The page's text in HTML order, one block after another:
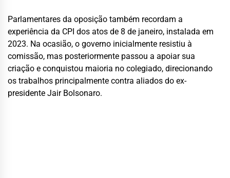
Parlamentares da oposição também recordam a
experiência da CPI dos atos de 8 de janeiro, instalada em
2023. Na ocasião, o governo inicialmente resistiu à
comissão, mas posteriormente passou a apoiar sua
criação e conquistou maioria no colegiado, direcionando
os trabalhos principalmente contra aliados do ex-
presidente Jair Bolsonaro.